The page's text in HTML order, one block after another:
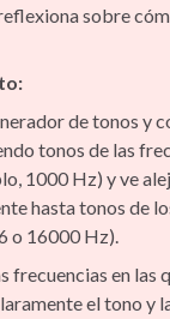
sobre
de tonos y
tonos de las
1000 Hz) y ve
hasta tonos de
o 16000 Hz).
frecuencias en las
el tono y